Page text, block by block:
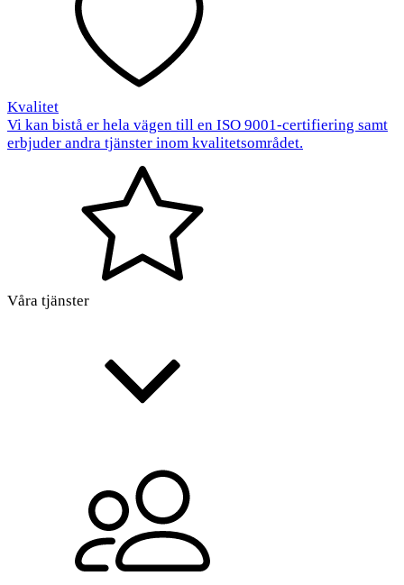
Kvalitet
Vi kan bistå er hela vägen till en ISO 9001-certifiering samt
erbjuder andra tjänster inom kvalitetsområdet.
Våra tjänster